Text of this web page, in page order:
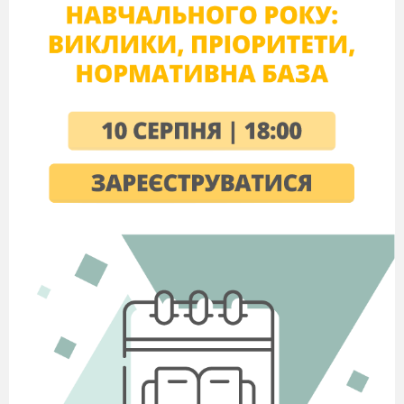
проведемо свято рідної мови, щоб більше про
неї дізнатись і прагнути надалі розмовляти
правильно і чисто, щоб кожному хотілося вас
українською мовою.
9 листопада – День української писемності та
мови. Це одне з наймолодших державних свят.
Всеукраїнського товариства “Просвіта” імені
Тараса Шевченка.
У листопаді 1997 р. був виданий указ
Президента України “Про День української
писемності та мови”. У ньому сказано, що за
ініціативою громадських організацій та з
урахуванням важливої ролі української мови в